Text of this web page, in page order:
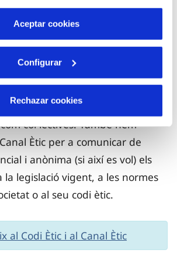
desactivar. Puedes consultar
en nuestraPolítica de Cookies
Aceptar cookies
Configurar
Rechazar cookies
Ètic que defineix els valors de
i que constituïx una
les nostres conductes i accions,
col·lectives. També hem
Ètic per a comunicar de
i anònima (si així es vol) els
la legislació vigent, a les normes
o al seu codi ètic.
al Codi Ètic i al Canal Ètic